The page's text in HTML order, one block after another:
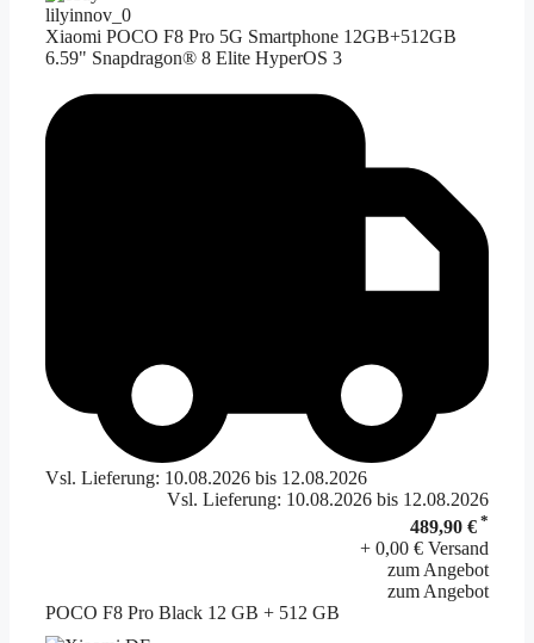
lilyinnov_0
Xiaomi POCO F8 Pro 5G Smartphone 12GB+512GB
6.59" Snapdragon® 8 Elite HyperOS 3
Vsl. Lieferung: 10.08.2026 bis 12.08.2026
Vsl. Lieferung: 10.08.2026 bis 12.08.2026
489,90 € *
+ 0,00 € Versand
zum Angebot
zum Angebot
POCO F8 Pro Black 12 GB + 512 GB